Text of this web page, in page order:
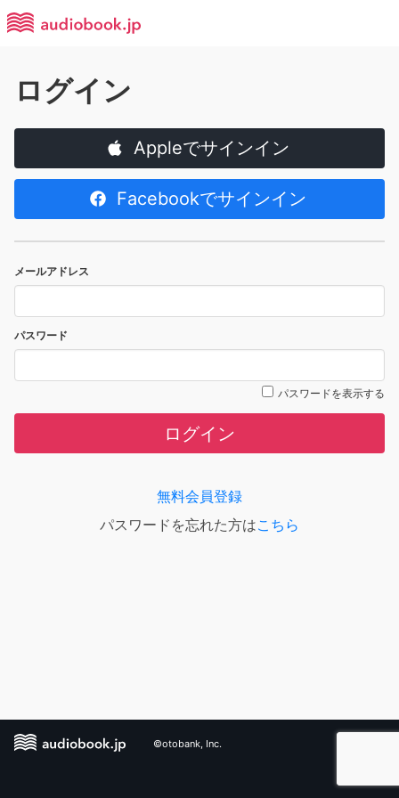
ログイン
Appleでサインイン
Facebookでサインイン
メールアドレス
パスワード
パスワードを表示する
ログイン
無料会員登録
パスワードを忘れた方はこちら
©otobank, Inc.